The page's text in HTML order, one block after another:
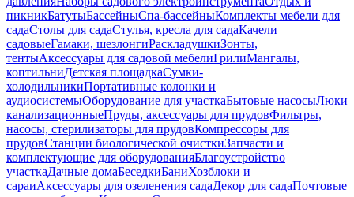
пикникБатутыБассейныСпа-бассейныКомплекты мебели для
садаСтолы для садаСтулья, кресла для садаКачели
садовыеГамаки, шезлонгиРаскладушкиЗонты,
тентыАксессуары для садовой мебелиГрилиМангалы,
коптильниДетская площадкаСумки-
холодильникиПортативные колонки и
аудиосистемыОборудование для участкаБытовые насосыЛюки
канализационныеПруды, аксессуары для прудовФильтры,
насосы, стерилизаторы для прудовКомпрессоры для
прудовСтанции биологической очисткиЗапчасти и
комплектующие для оборудованияБлагоустройство
участкаДачные домаБеседкиБаниХозблоки и
сараиАксессуары для озеленения садаДекор для садаПочтовые